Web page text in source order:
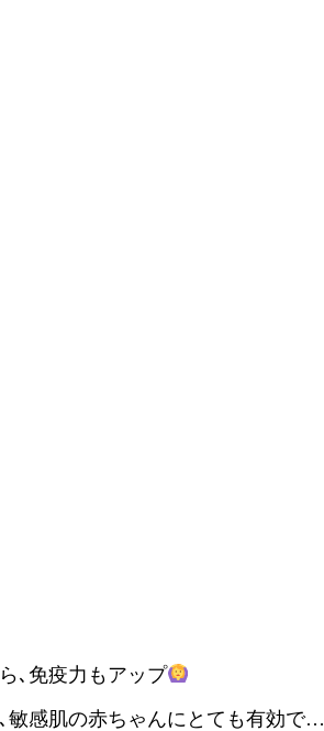
､免疫力もアップ
敏感肌の赤ちゃんにとても有効で…